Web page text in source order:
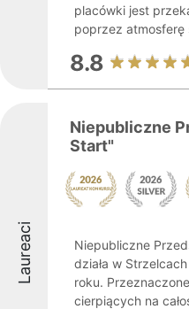
placówki jest
poprzez atmosferę
8.8
Laureaci
Niepubliczne
Start"
Niepubliczne
działa w
roku.
cierpiących na